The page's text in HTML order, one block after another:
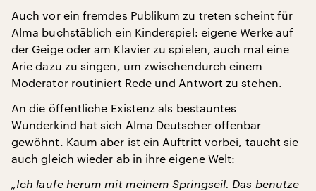
Auch vor ein fremdes Publikum zu treten scheint für
Alma buchstäblich ein Kinderspiel: eigene Werke auf
der Geige oder am Klavier zu spielen, auch mal eine
Arie dazu zu singen, um zwischendurch einem
Moderator routiniert Rede und Antwort zu stehen.
An die öffentliche Existenz als bestauntes
Wunderkind hat sich Alma Deutscher offenbar
gewöhnt. Kaum aber ist ein Auftritt vorbei, taucht sie
auch gleich wieder ab in ihre eigene Welt:
„Ich laufe herum mit meinem Springseil. Das benutze